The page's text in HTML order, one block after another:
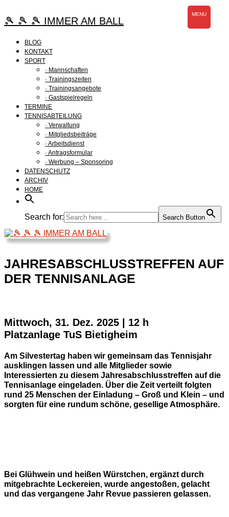
Inhalt
springen
🎾 🎾 🎾 IMMER AM BALL
BLOG
KONTAKT
SPORT
· Mannschaften
· Trainingszeiten
· Trainingsangebote
· Gastspielregeln
TERMINE
TENNISABTEILUNG
· Verwaltung
· Mitgliedsbeiträge
· Arbeitsdienst
· Antragsformular
· Werbung – Sponsoring
DATENSCHUTZ
ARCHIV
HOME
Search for: Search Button
JAHRESABSCHLUSSTREFFEN AUF
DER TENNISANLAGE
Mittwoch, 31. Dez. 2025 | 12 h
Platzanlage TuS Bietigheim
Am Silvestertag haben wir gemeinsam das Tennisjahr
ausklingen lassen und alle Mitglieder sowie
Interessierten zu diesem Jahresabschlusstreffen auf die
Tennisanlage eingeladen. Über die Zeit verteilt folgten
rund 25 Menschen der Einladung – Groß und Klein – und
sorgten für eine rundum schöne, gesellige Atmosphäre.
Bei Glühwein und heißen Würstchen, ergänzt durch
mitgebrachte Leckereien, wurde angestoßen, gelacht
und das vergangene Jahr Revue passieren gelassen.
MENU